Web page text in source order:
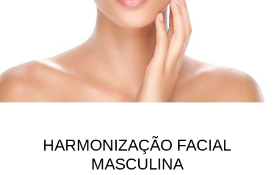
HARMONIZAÇÃO FACIAL
MASCULINA